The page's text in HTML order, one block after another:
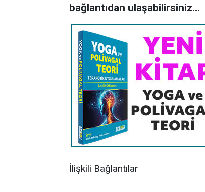
bağlantıdan ulaşabilirsiniz...
İlişkili Bağlantılar